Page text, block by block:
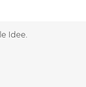
Idee.